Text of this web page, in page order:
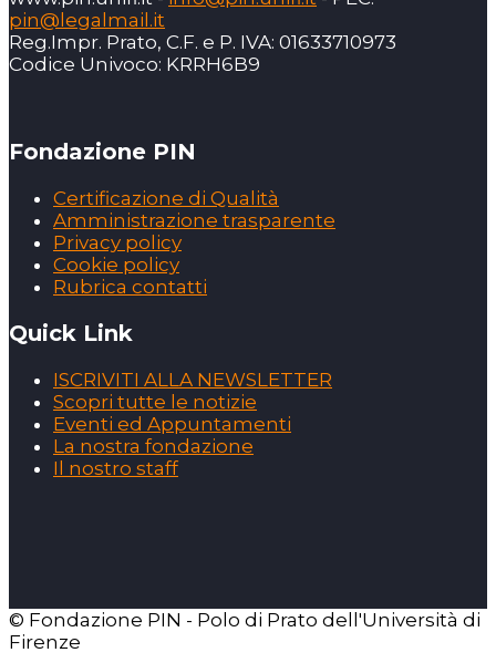
pin@legalmail.it
Reg.Impr. Prato, C.F. e P. IVA: 01633710973
Codice Univoco: KRRH6B9
Fondazione PIN
Certificazione di Qualità
Amministrazione trasparente
Privacy policy
Cookie policy
Rubrica contatti
Quick Link
ISCRIVITI ALLA NEWSLETTER
Scopri tutte le notizie
Eventi ed Appuntamenti
La nostra fondazione
Il nostro staff
© Fondazione PIN - Polo di Prato dell'Università di
Firenze